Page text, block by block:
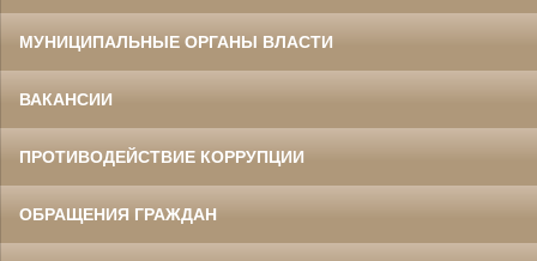
МУНИЦИПАЛЬНЫЕ ОРГАНЫ ВЛАСТИ
ВАКАНСИИ
ПРОТИВОДЕЙСТВИЕ КОРРУПЦИИ
ОБРАЩЕНИЯ ГРАЖДАН